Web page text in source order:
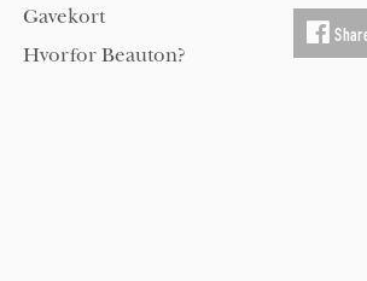
Gavekort
Hvorfor Beauton?